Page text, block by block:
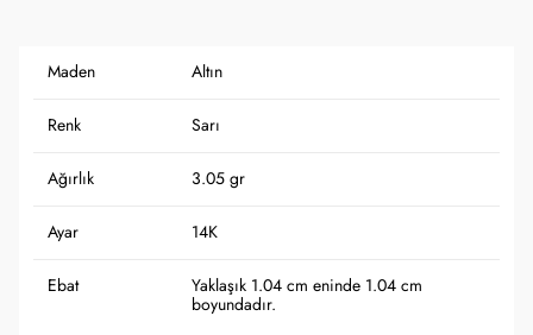
Maden Altın
Renk Sarı
Ağırlık 3.05 gr
Ayar 14K
Ebat
Yaklaşık 1.04 cm eninde 1.04 cm
boyundadır.